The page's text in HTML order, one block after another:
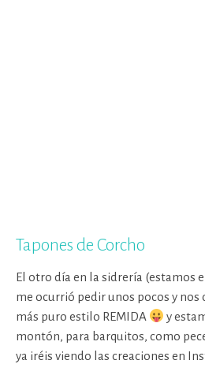
Tapones de Corcho
El otro día en la sidrería (estamos
me ocurrió pedir unos pocos y nos
más puro estilo REMIDA
y
montón, para barquitos, como
ya iréis viendo las creaciones en